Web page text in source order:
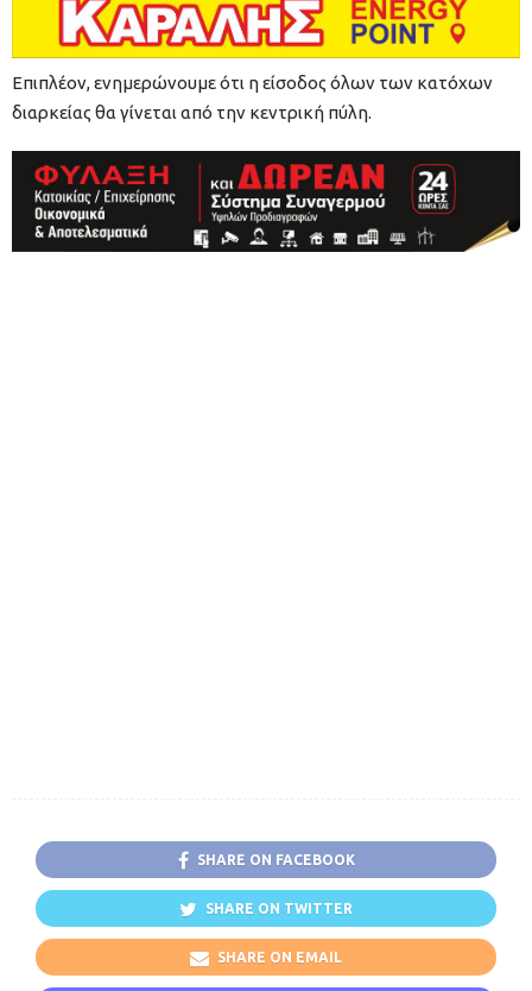
Επιπλέον, ενημερώνουμε ότι η είσοδος όλων των κατόχων
διαρκείας θα γίνεται από την κεντρική πύλη.
SHARE ON FACEBOOK
SHARE ON TWITTER
SHARE ON EMAIL